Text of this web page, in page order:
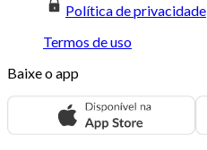
Política de privacidade
Termos de uso
Baixe o app